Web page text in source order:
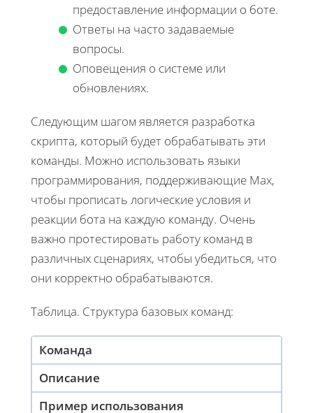
предоставление информации о боте.
Ответы на часто задаваемые
вопросы.
Оповещения о системе или
обновлениях.
Следующим шагом является разработка
скрипта, который будет обрабатывать эти
команды. Можно использовать языки
программирования, поддерживающие Max,
чтобы прописать логические условия и
реакции бота на каждую команду. Очень
важно протестировать работу команд в
различных сценариях, чтобы убедиться, что
они корректно обрабатываются.
Таблица. Структура базовых команд:
Команда
Описание
Пример использования